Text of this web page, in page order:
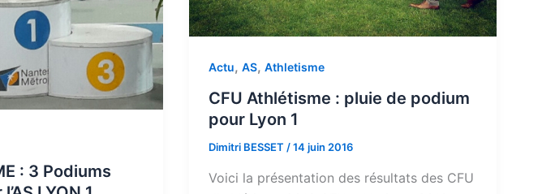
: 3 Podiums
Actu,AS,Athletisme
CFU Athlétisme : pluie de podium
pour Lyon 1
Dimitri BESSET /14 juin 2016
Voici la présentation des résultats des CFU